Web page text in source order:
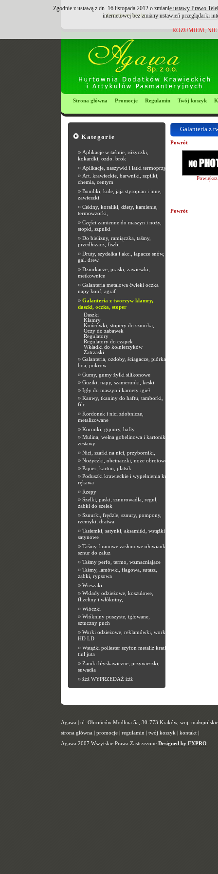
Zarejestruj się Login:
Strona główna Promocje Regulamin Twój koszyk
Kategorie
» Aplikacje w taśmie, różyczki,
kokardki, ozdo. brok
» Aplikacje, naszywki i łatki termoprzyle
» Art. krawieckie, barwniki, szpilki,
chemia, centym
» Bombki, kule, jaja styropian i inne,
zawieszki
» Cekiny, koraliki, dżety, kamienie,
termowzorki,
» Części zamienne do maszyn i noży,
stopki, szpulki
» Do bielizny, ramiączka, taśmy,
przedłużacz, fiszbi
» Druty, szydełka i akc., łapacze snów,
gal. drew.
» Dziurkacze, praski, zawieszki,
metkownice
» Galanteria metalowa ćwieki oczka
napy konf, agraf
» Galanteria z tworzyw klamry,
daszki, oczka, stoper
Daszki
Klamry
Końcówki, stopery do sznurka,
Oczy do zabawek
Regulatory
Regulatory do czapek
Wkładki do kołnierzyków
Zatrzaski
» Galanteria, ozdoby, ściągacze, piórka,
boa, pokrow
» Gumy, gumy żyłki silikonowe
» Guziki, napy, szamerunki, keski
» Igły do maszyn i karnety igieł
» Kanwy, tkaniny do haftu, tamborki,
filc
» Kordonek i nici zdobnicze,
metalizowane
» Koronki, gipiury, hafty
» Mulina, wełna gobelinowa i kartoniki,
zestawy
» Nici, szafki na nici, przyborniki,
» Nożyczki, obcinaczki, noże obrotowe
» Papier, karton, platsik
» Poduszki krawieckie i wypełnienia kuli
rękawa
» Rzepy
» Szelki, paski, sznurowadła, regul,
żabki do szelek
» Sznurki, frędzle, sznury, pompony,
rzemyki, dratwa
» Tasiemki, satynki, aksamitki, wstążki
satynowe
» Taśmy firanowe zasłonowe ołowianki,
sznur do żaluz
» Taśmy perfo, termo, wzmacniające
» Taśmy, lamówki, flagowa, sutasz,
ząbki, rypsowa
» Wieszaki
» Wkłady odzieżowe, koszulowe,
flizeliny i włókniny,
» Włóczki
» Włókniny puszyste, igłowane,
sztuczny puch
» Worki odzieżowe, reklamówki, worki
HD LD
» Wstążki poliester szyfon metaliz kratka
tiul juta
» Zamki błyskawiczne, przywieszki,
suwadła
» żżż WYPRZEDAŻ żżż
Galanteria z
Powrót
Powiększ
Powrót
Agawa | ul. Obrońców Modlina 5a, 30-773 Kraków, woj.
strona główna
promocje regulamin twój koszyk kontakt
Agawa 2007 Wszytskie Prawa Zastrzeżone Designed by EXPRO
Zgodnie z ustawą z dn. 16 listopada 2012 o zmianie ustawy Prawo
internetowej bez zmiany ustawień przeglądarki
ROZUMIEM,